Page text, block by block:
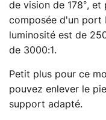
de vision de 178°,
composée d'un port
luminosité est de
de 3000:1.
Petit plus pour ce
pouvez enlever le
support adapté.